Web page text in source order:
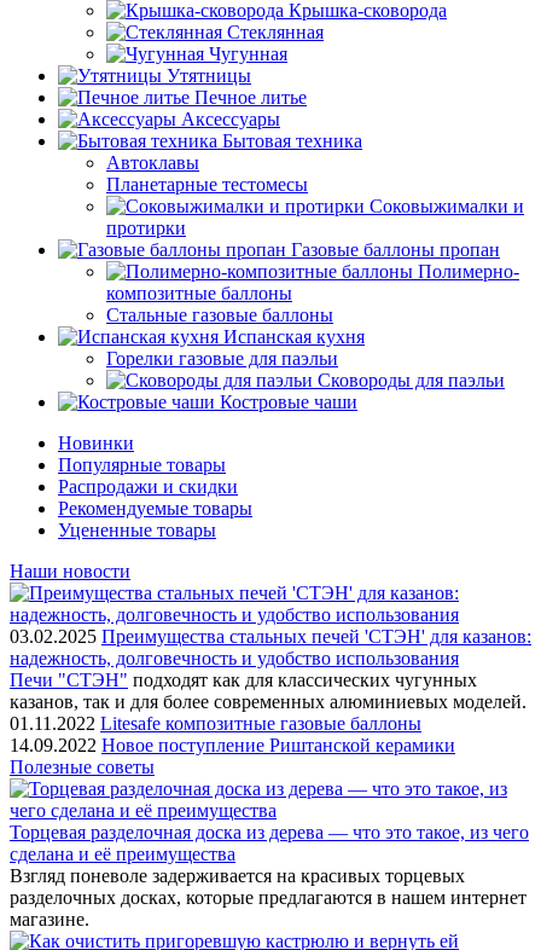
Крышка-сковорода
Стеклянная
Чугунная
Утятницы
Печное литье
Аксессуары
Бытовая техника
Автоклавы
Планетарные тестомесы
Соковыжималки и
протирки
Газовые баллоны пропан
Полимерно-
композитные баллоны
Стальные газовые баллоны
Испанская кухня
Горелки газовые для паэльи
Сковороды для паэльи
Костровые чаши
Новинки
Популярные товары
Распродажи и скидки
Рекомендуемые товары
Уцененные товары
Наши новости
03.02.2025 Преимущества стальных печей 'СТЭН' для казанов:
надежность, долговечность и удобство использования
Печи "СТЭН" подходят как для классических чугунных
казанов, так и для более современных алюминиевых моделей.
01.11.2022 Litesafe композитные газовые баллоны
14.09.2022 Новое поступление Риштанской керамики
Полезные советы
Торцевая разделочная доска из дерева — что это такое, из чего
сделана и её преимущества
Взгляд поневоле задерживается на красивых торцевых
разделочных досках, которые предлагаются в нашем интернет
магазине.